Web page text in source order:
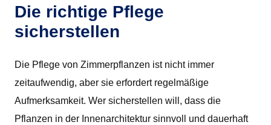
Die richtige Pflege
sicherstellen
Die Pflege von Zimmerpflanzen ist nicht immer
zeitaufwendig, aber sie erfordert regelmäßige
Aufmerksamkeit. Wer sicherstellen will, dass die
Pflanzen in der Innenarchitektur sinnvoll und dauerhaft